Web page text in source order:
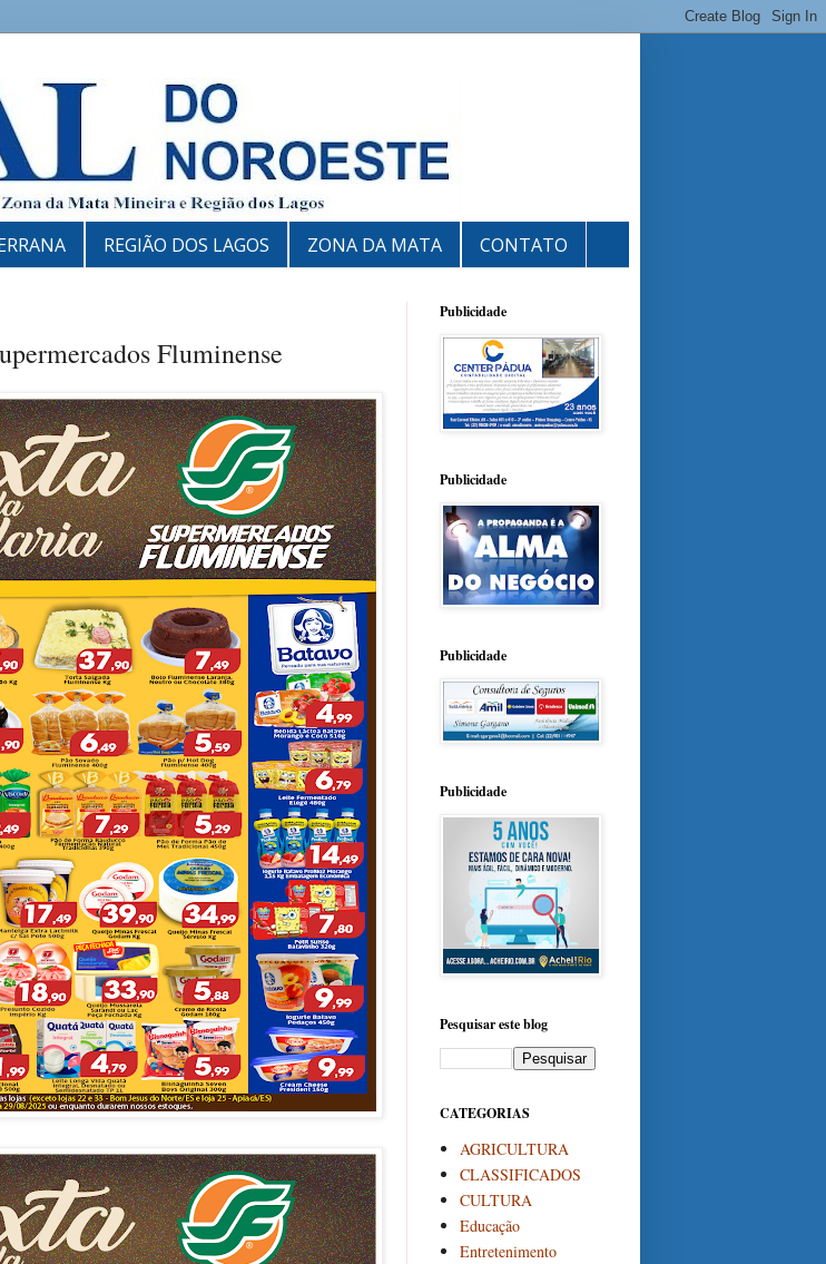
REGIÃO DOS LAGOS ZONA DA MATA CONTATO
Fluminense
Publicidade
Publicidade
Publicidade
Publicidade
Pesquisar este blog
CATEGORIAS
AGRICULTURA
CLASSIFICADOS
CULTURA
Educação
Entretenimento